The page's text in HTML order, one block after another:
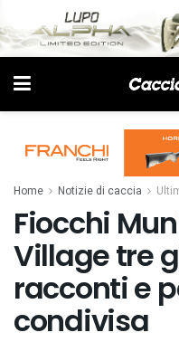
Home Notizie di caccia
Fiocchi
Village tre
racconti e
condivisa